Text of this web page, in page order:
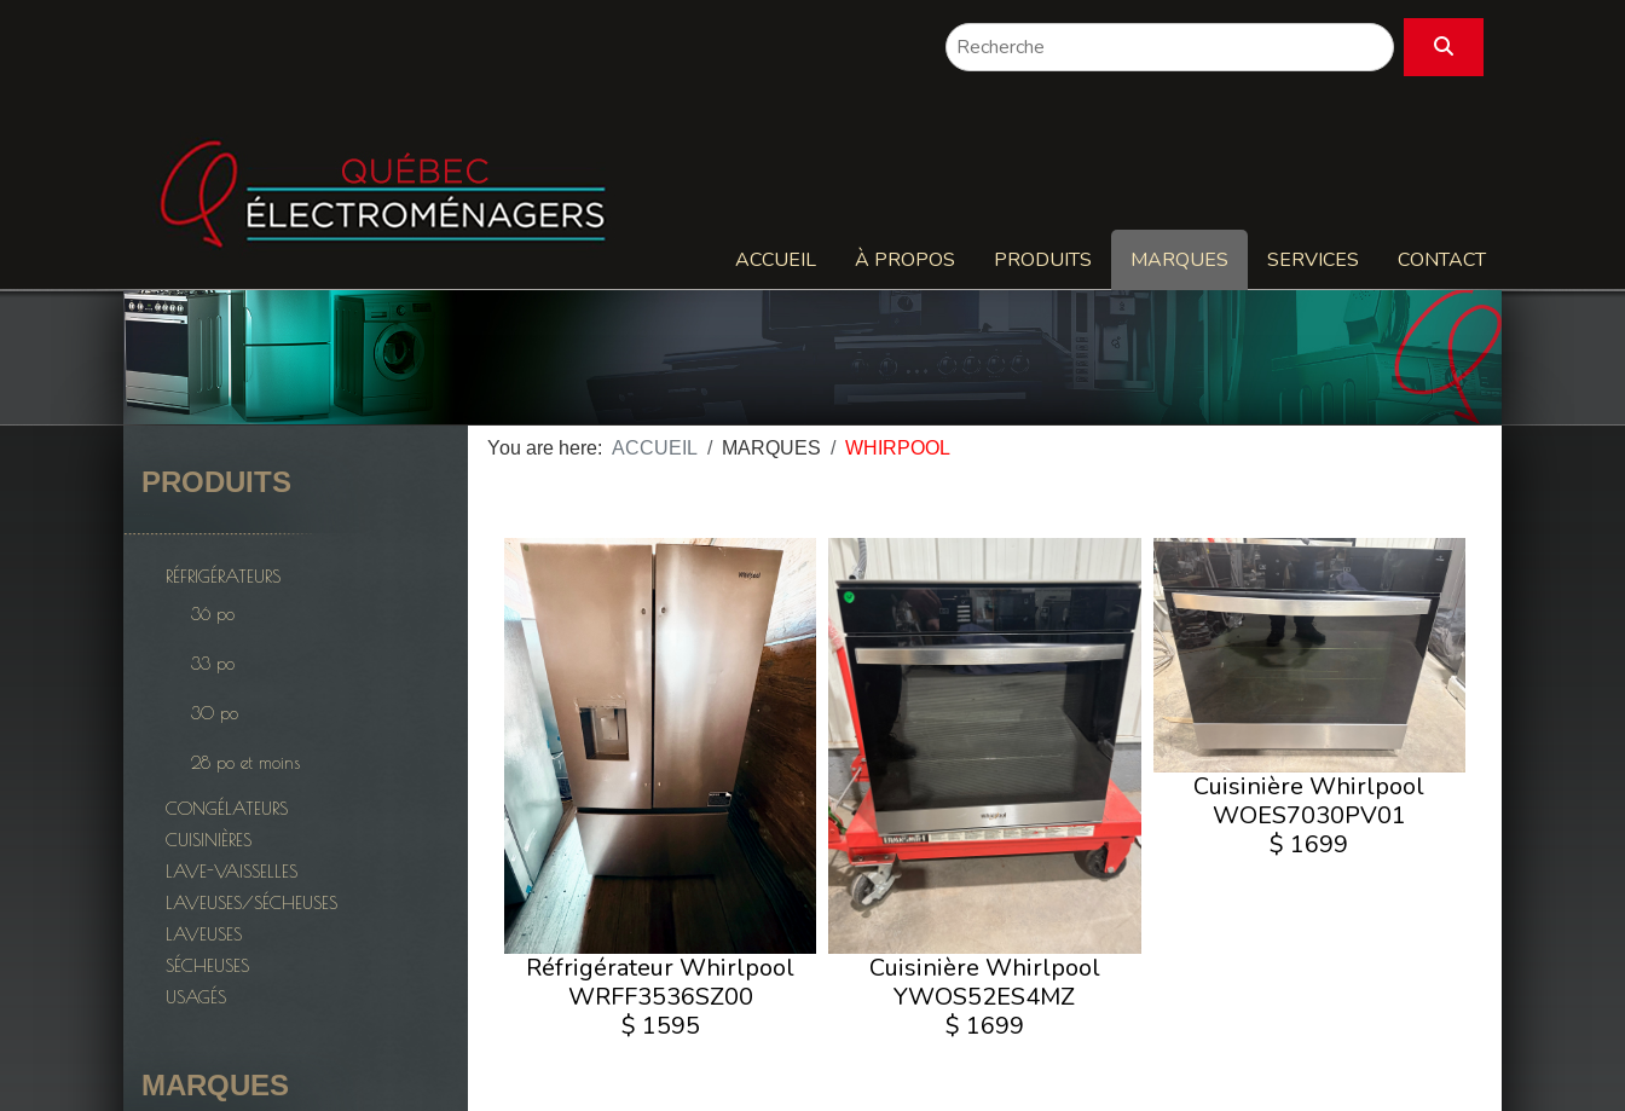
ACCUEIL À PROPOS PRODUITS MARQUES SERVICES CONTACT
PRODUITS
RÉFRIGÉRATEURS
36 po
33 po
30 po
28 po et moins
CONGÉLATEURS
CUISINIÈRES
LAVE-VAISSELLES
LAVEUSES/SÉCHEUSES
LAVEUSES
SÉCHEUSES
USAGÉS
MARQUES
You are here: ACCUEIL MARQUES WHIRPOOL
Réfrigérateur Whirlpool
WRFF3536SZ00
$ 1595
Cuisinière Whirlpool
YWOS52ES4MZ
$ 1699
Cuisinière Whirlpool
WOES7030PV01
$ 1699